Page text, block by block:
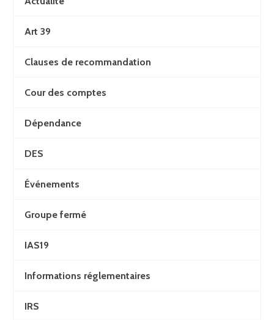
Art 39
Clauses de recommandation
Cour des comptes
Dépendance
DES
Événements
Groupe fermé
IAS19
Informations réglementaires
IRS